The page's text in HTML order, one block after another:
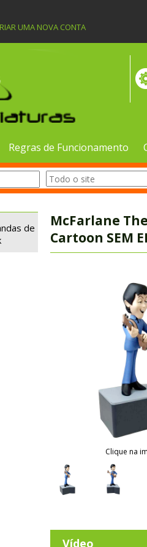
UMA NOVA CONTA
Regras de Funcionamento
de
McFarlane
Cartoon SEM
Clique na
Vídeo